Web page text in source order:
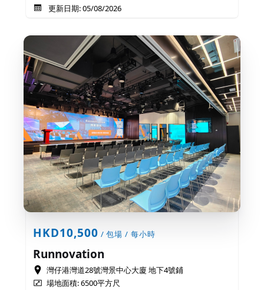
更新日期: 05/08/2026
HKD10,500 / 包場 / 每小時
Runnovation
灣仔港灣道28號灣景中心大廈 地下4號鋪
場地面積: 6500平方尺